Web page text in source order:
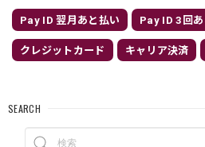
Pay ID 翌月あと払い Pay ID 3回あ
クレジットカード キャリア決済
SEARCH